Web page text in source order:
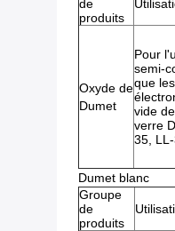
de
produits
Oxyde de
Dumet
Pour
semi-
que
vide
verre
35,
Dumet blanc
Groupe
de
produits